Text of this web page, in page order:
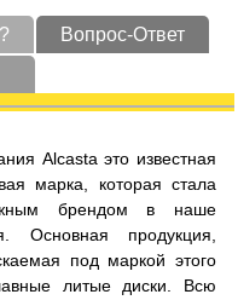
Вопрос-Ответ
Alcasta это известная
марка, которая стала
брендом в наше
Основная продукция,
под маркой этого
литые диски. Всю